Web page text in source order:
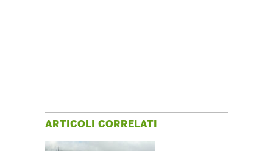
ARTICOLI CORRELATI